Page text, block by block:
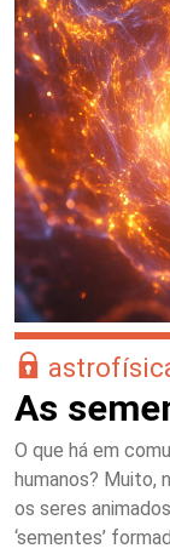
As
O que há em
humanos? Muito,
os seres
‘sementes’